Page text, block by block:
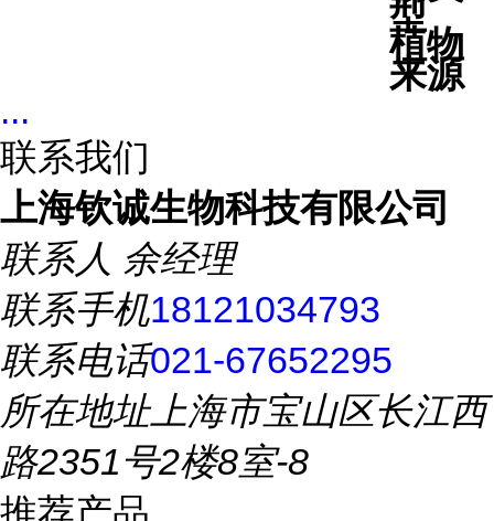
型
植物
来源
...
联系我们
上海钦诚生物科技有限公司
联系人 余经理
联系手机18121034793
联系电话021-67652295
所在地址上海市宝山区长江西
路2351号2楼8室-8
推荐产品